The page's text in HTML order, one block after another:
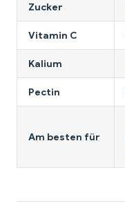
Zucker
Vitamin C
Kalium
Pectin
Am besten für